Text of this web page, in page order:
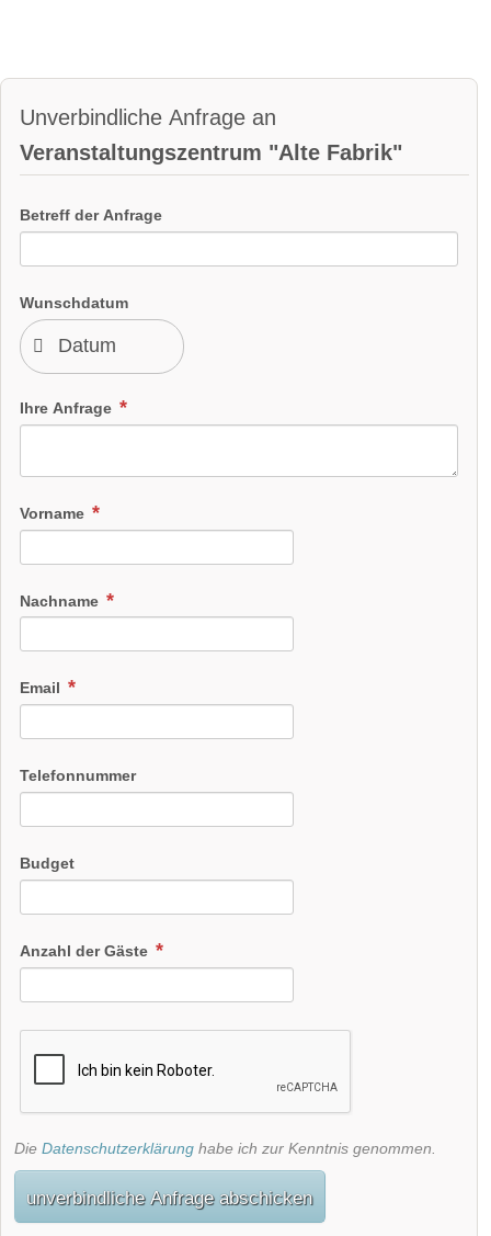
Unverbindliche Anfrage an
Veranstaltungszentrum "Alte Fabrik"
Betreff der Anfrage
Wunschdatum
Ihre Anfrage
Vorname
Nachname
Email
Telefonnummer
Budget
Anzahl der Gäste
Die Datenschutzerklärung habe ich zur Kenntnis genommen.
unverbindliche Anfrage abschicken